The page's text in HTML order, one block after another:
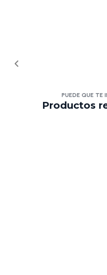
PUEDE QUE TE
Productos